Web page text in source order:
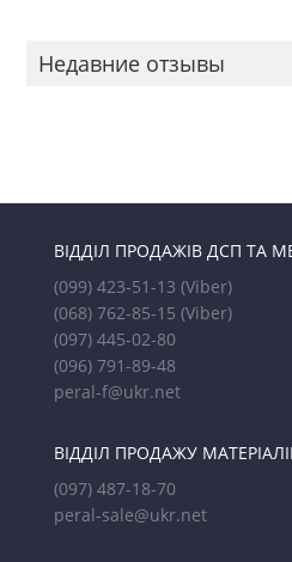
Недавние отзывы
ВІДДІЛ ПРОДАЖІВ ДСП ТА
(099) 423-51-13 (Viber)
(068) 762-85-15 (Viber)
(097) 445-02-80
(096) 791-89-48
peral-f@ukr.net
ВІДДІЛ ПРОДАЖУ
(097) 487-18-70
peral-sale@ukr.net